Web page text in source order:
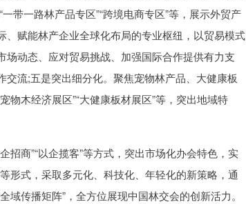
带一路林产品专区”“跨境电商专区”等，展示外贸产
赋能林产企业全球化布局的专业枢纽，以贸易模式
动态、应对贸易挑战、加强国际合作提供有力支
流;五是突出细分化。聚焦宠物林产品、大健康板
木经济展区”“大健康板材展区”等，突出地域特
商”“以企揽客”等方式，突出市场化办会特色，实
形式，采取多元化、科技化、年轻化的新策略，通
传播矩阵”，全方位展现中国林交会的创新活力。